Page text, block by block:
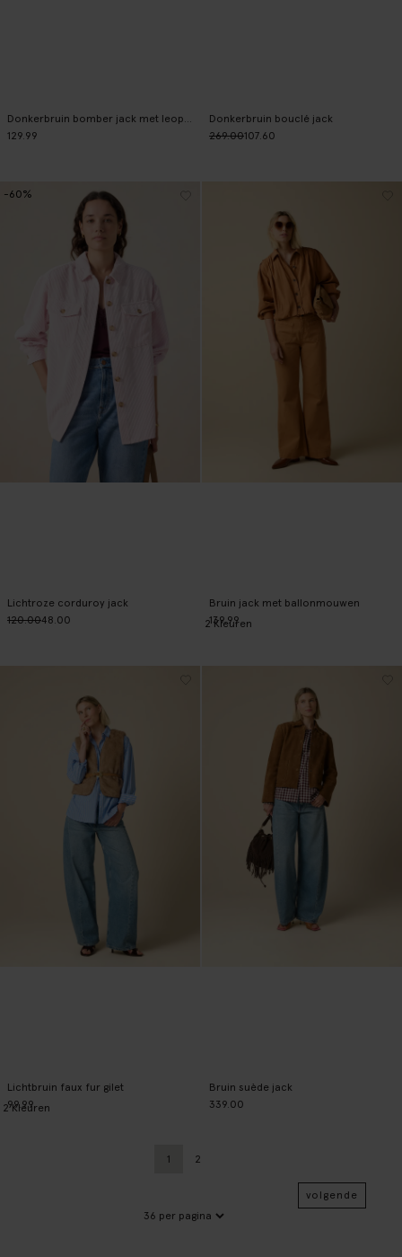
Donkerbruin bomber jack met leopard print
129.99
Donkerbruin bouclé jack
269.00107.60
Lichtroze corduroy jack
120.0048.00
-60%
Bruin jack met ballonmouwen
139.99
2Kleuren
Lichtbruin faux fur gilet
99.99
2Kleuren
Bruin suède jack
339.00
Huidige pagina
1
Vorige
2
volgende